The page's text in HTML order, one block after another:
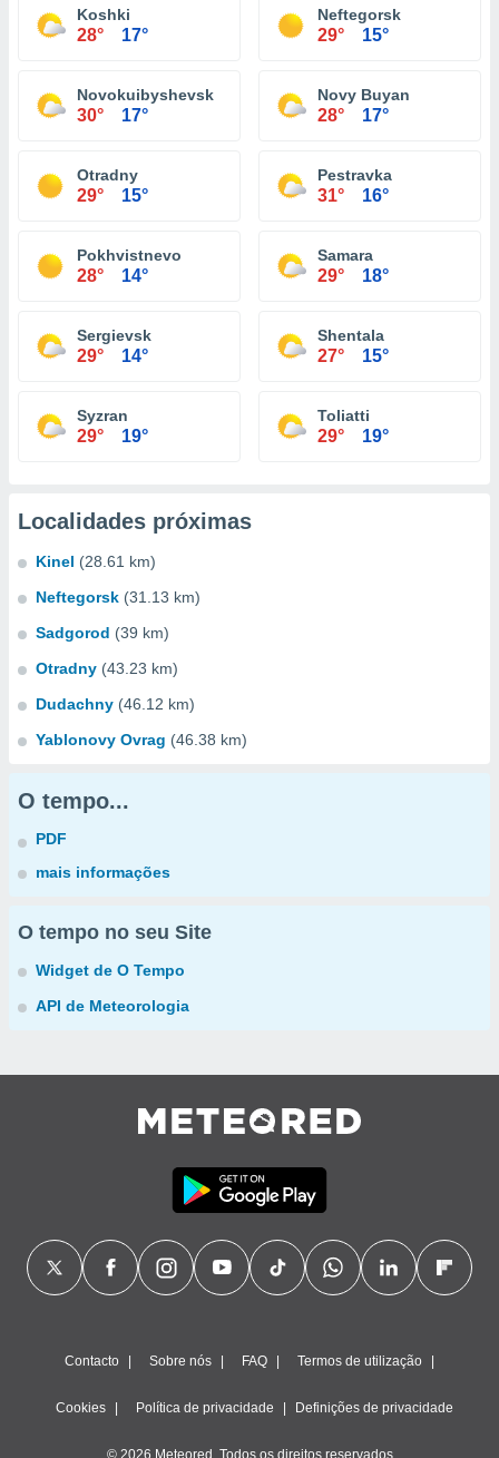
Koshki
28° 17°
Neftegorsk
29° 15°
Novokuibyshevsk
30° 17°
Novy Buyan
28° 17°
Otradny
29° 15°
Pestravka
31° 16°
Pokhvistnevo
28° 14°
Samara
29° 18°
Sergievsk
29° 14°
Shentala
27° 15°
Syzran
29° 19°
Toliatti
29° 19°
Localidades próximas
Kinel (28.61 km)
Neftegorsk (31.13 km)
Sadgorod (39 km)
Otradny (43.23 km)
Dudachny (46.12 km)
Yablonovy Ovrag (46.38 km)
O tempo...
PDF
mais informações
O tempo no seu Site
Widget de O Tempo
API de Meteorologia
Contacto Sobre nós FAQ Termos de utilização
Cookies Política de privacidade Definições de privacidade
© 2026 Meteored. Todos os direitos reservados